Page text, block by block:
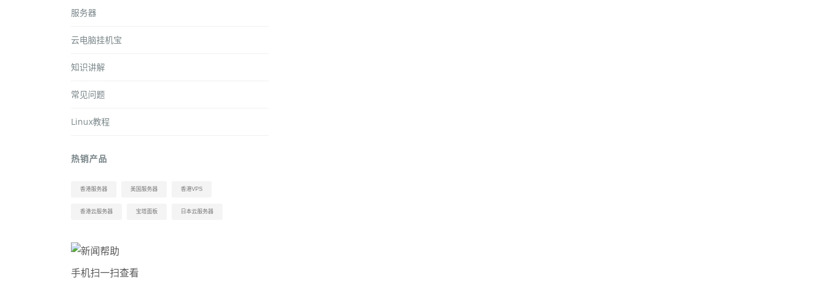
服务器
云电脑挂机宝
知识讲解
常见问题
Linux教程
热销产品
香港服务器 美国服务器 香港VPS
香港云服务器 宝塔面板 日本云服务器
手机扫一扫查看